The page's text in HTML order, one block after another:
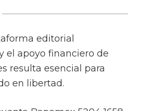
editorial
el apoyo financiero de
resulta esencial para
en libertad.